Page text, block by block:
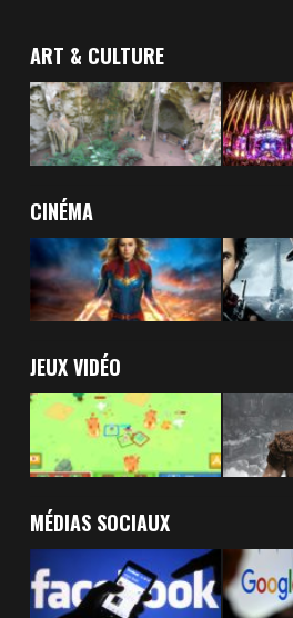
ART & CULTURE
CINÉMA
JEUX VIDÉO
MÉDIAS SOCIAUX